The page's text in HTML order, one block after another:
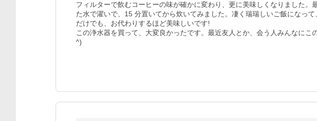
フィルターで飲むコーヒーの味が確かに変わり、更に美味しくなりました。
た水で濯いで、15 分置いてから炊いてみました。凄く瑞瑞しいご飯になっ
だけでも、お代わりするほど美味しいです!
この浄水器を買って、大変良かったです。最近友人とか、会う人みんなにこ
^)